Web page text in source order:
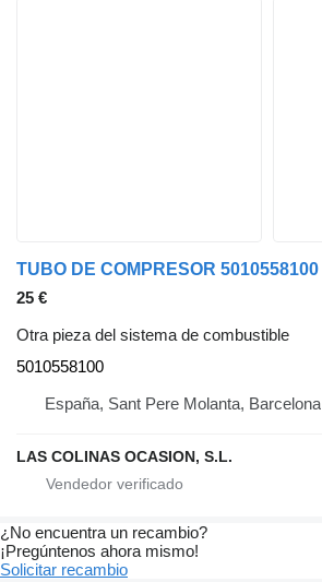
25 €
Otra pieza del sistema de combustible
5010558100
España, Sant Pere Molanta, Barcelona
LAS COLINAS OCASION, S.L.
¿No encuentra un recambio?
¡Pregúntenos ahora mismo!
Solicitar recambio